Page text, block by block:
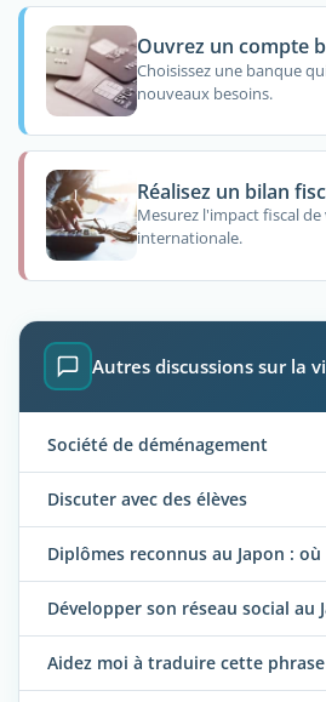
Ouvrez un compte
Choisissez une banque
nouveaux besoins.
Réalisez un bilan
Mesurez l'impact fiscal
internationale.
Autres discussions sur la
Société de déménagement
Discuter avec des élèves
Diplômes reconnus au Japon :
Développer son réseau social au
Aidez moi à traduire cette phrase